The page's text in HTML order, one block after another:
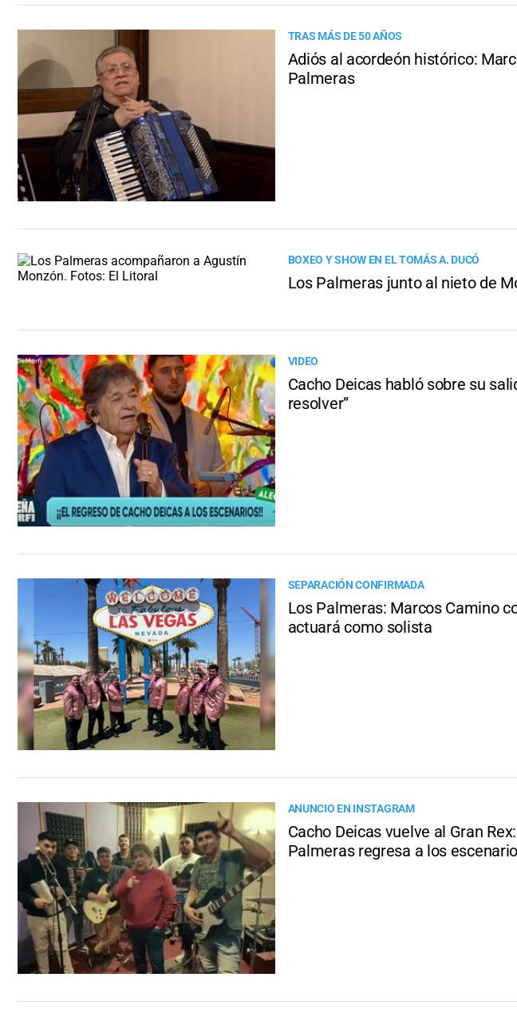
TRAS MÁS DE 50 AÑOS
Adiós al acordeón histórico:
Palmeras
BOXEO Y SHOW EN EL TOMÁS A. DUCÓ
Los Palmeras junto al nieto de
VIDEO
Cacho Deicas habló sobre su
resolver”
SEPARACIÓN CONFIRMADA
Los Palmeras: Marcos Camino
actuará como solista
ANUNCIO EN INSTAGRAM
Cacho Deicas vuelve al Gran
Palmeras regresa a los